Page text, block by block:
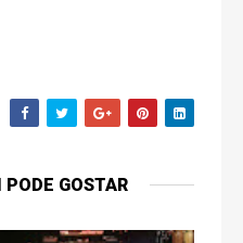
GOSTAR